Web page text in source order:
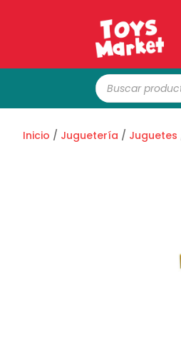
Búsqueda
de
productos
Inicio / Juguetería / Juguetes